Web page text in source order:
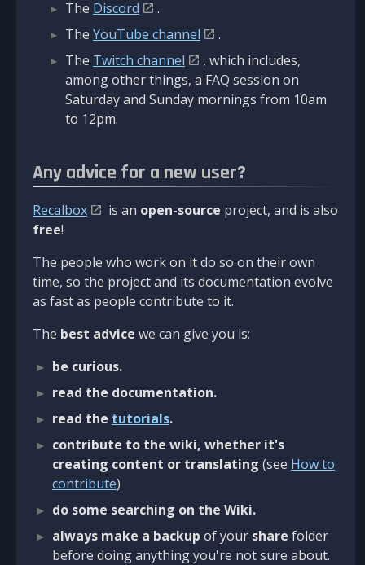
The Discord
.
The YouTube channel
.
The Twitch channel
, which includes,
among other things, a FAQ session on
Saturday and Sunday mornings from 10am
to 12pm.
Any advice for a new user?
Recalbox is an open-source project, and is also
free!
The people who work on it do so on their own
time, so the project and its documentation evolve
as fast as people contribute to it.
The best advice we can give you is:
be curious.
read the documentation.
read the tutorials.
contribute to the wiki, whether it's
creating content or translating (see How to
contribute)
do some searching on the Wiki.
always make a backup of your share folder
before doing anything you're not sure about.